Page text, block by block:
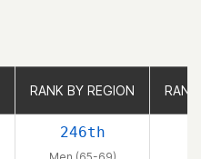
RANK BY REGION
246th
RANK BY REGION